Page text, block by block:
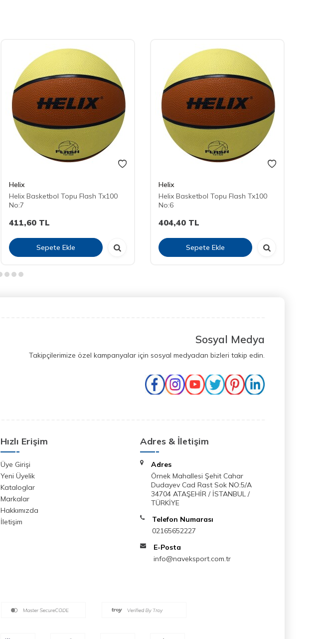
Helix
Helix Basketbol Topu Flash Tx100
No:7
411,60 TL
Sepete Ekle
Helix
Helix Basketbol Topu Flash Tx100
No:6
404,40 TL
Sepete Ekle
Sosyal Medya
Takipçilerimize özel kampanyalar için sosyal medyadan bizleri takip edin.
Hızlı Erişim
Üye Girişi
Yeni Üyelik
Kataloglar
Markalar
Hakkımızda
İletişim
Adres & İletişim
Adres
Örnek Mahallesi Şehit Cahar
Dudayev Cad Rast Sok NO:5/A
34704 ATAŞEHİR / İSTANBUL /
TÜRKİYE
Telefon Numarası
02165652227
E-Posta
info@naveksport.com.tr